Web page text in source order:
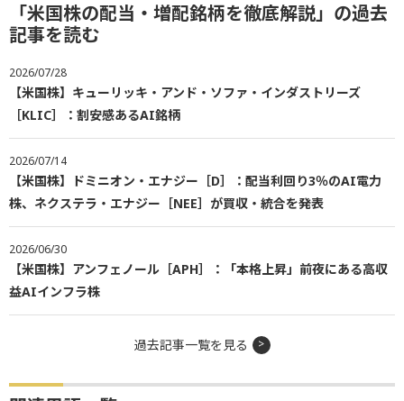
「米国株の配当・増配銘柄を徹底解説」の過去
記事を読む
2026/07/28
【米国株】キューリッキ・アンド・ソファ・インダストリーズ
［KLIC］：割安感あるAI銘柄
2026/07/14
【米国株】ドミニオン・エナジー［D］：配当利回り3％のAI電力
株、ネクステラ・エナジー［NEE］が買収・統合を発表
2026/06/30
【米国株】アンフェノール［APH］：「本格上昇」前夜にある高収
益AIインフラ株
過去記事一覧を見る